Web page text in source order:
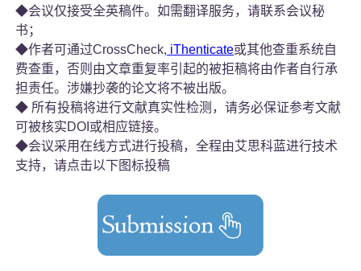
◆会议仅接受全英稿件。如需翻译服务，请联系会议秘
书；
◆作者可通过CrossCheck, iThenticate或其他查重系统自
费查重，否则由文章重复率引起的被拒稿将由作者自行承
担责任。涉嫌抄袭的论文将不被出版。
◆ 所有投稿将进行文献真实性检测，请务必保证参考文献
可被核实DOI或相应链接。
◆会议采用在线方式进行投稿，全程由艾思科蓝进行技术
支持，请点击以下图标投稿